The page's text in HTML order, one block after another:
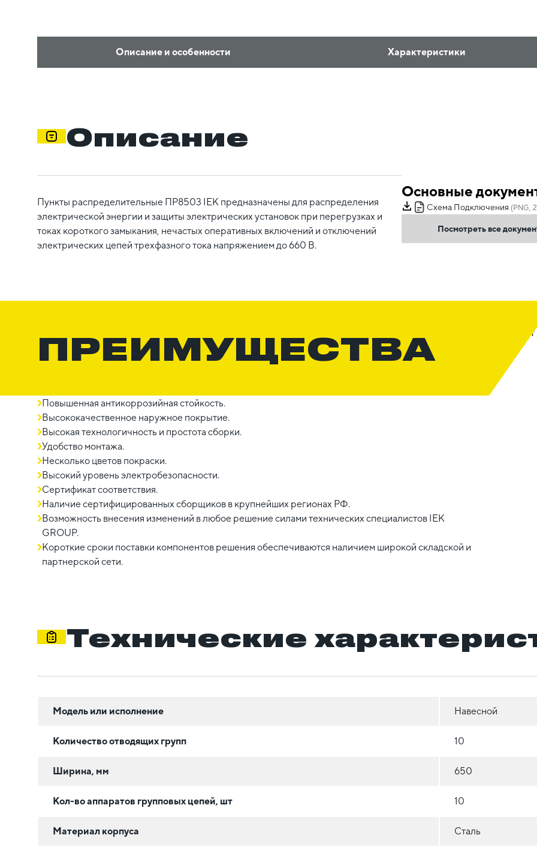
Описание и особенности Характеристики
Описание
Пункты распределительные ПР8503 IEK предназначены для распределения
электрической энергии и защиты электрических установок при перегрузках и
токах короткого замыкания, нечастых оперативных включений и отключений
электрических цепей трехфазного тока напряжением до 660 В.
Основные
Схема Подключения (PNG,
Посмотреть все
ПРЕИМУЩЕСТВА
Повышенная антикоррозийная стойкость.
Высококачественное наружное покрытие.
Высокая технологичность и простота сборки.
Удобство монтажа.
Несколько цветов покраски.
Высокий уровень электробезопасности.
Сертификат соответствия.
Наличие сертифицированных сборщиков в крупнейших регионах РФ.
Возможность внесения изменений в любое решение силами технических специалистов IEK
GROUP.
Короткие сроки поставки компонентов решения обеспечиваются наличием широкой складской и
партнерской сети.
Технические
Модель или исполнение Навесной
Количество отводящих групп 10
Ширина, мм 650
Кол-во аппаратов групповых цепей, шт 10
Материал корпуса Сталь